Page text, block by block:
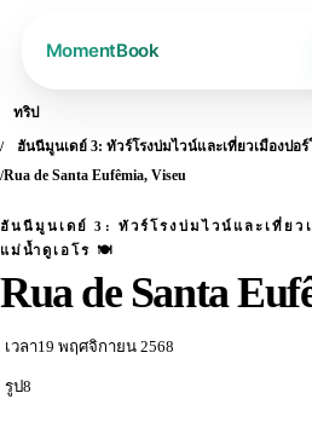
ทริป
ฮันนีมูนเดย์ 3: ทัวร์โรงบ่มไวน์และเที่ยวเมืองป
Rua de Santa Eufêmia, Viseu
ฮันนีมูนเดย์ 3: ทัวร์โรงบ่มไวน์และเที่ยว
แม่น้ำดูเอโร 🍽️
Rua de Santa
เวลา19 พฤศจิกายน 2568
รูป8